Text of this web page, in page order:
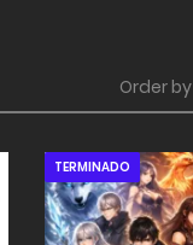
Order by
TERMINADO